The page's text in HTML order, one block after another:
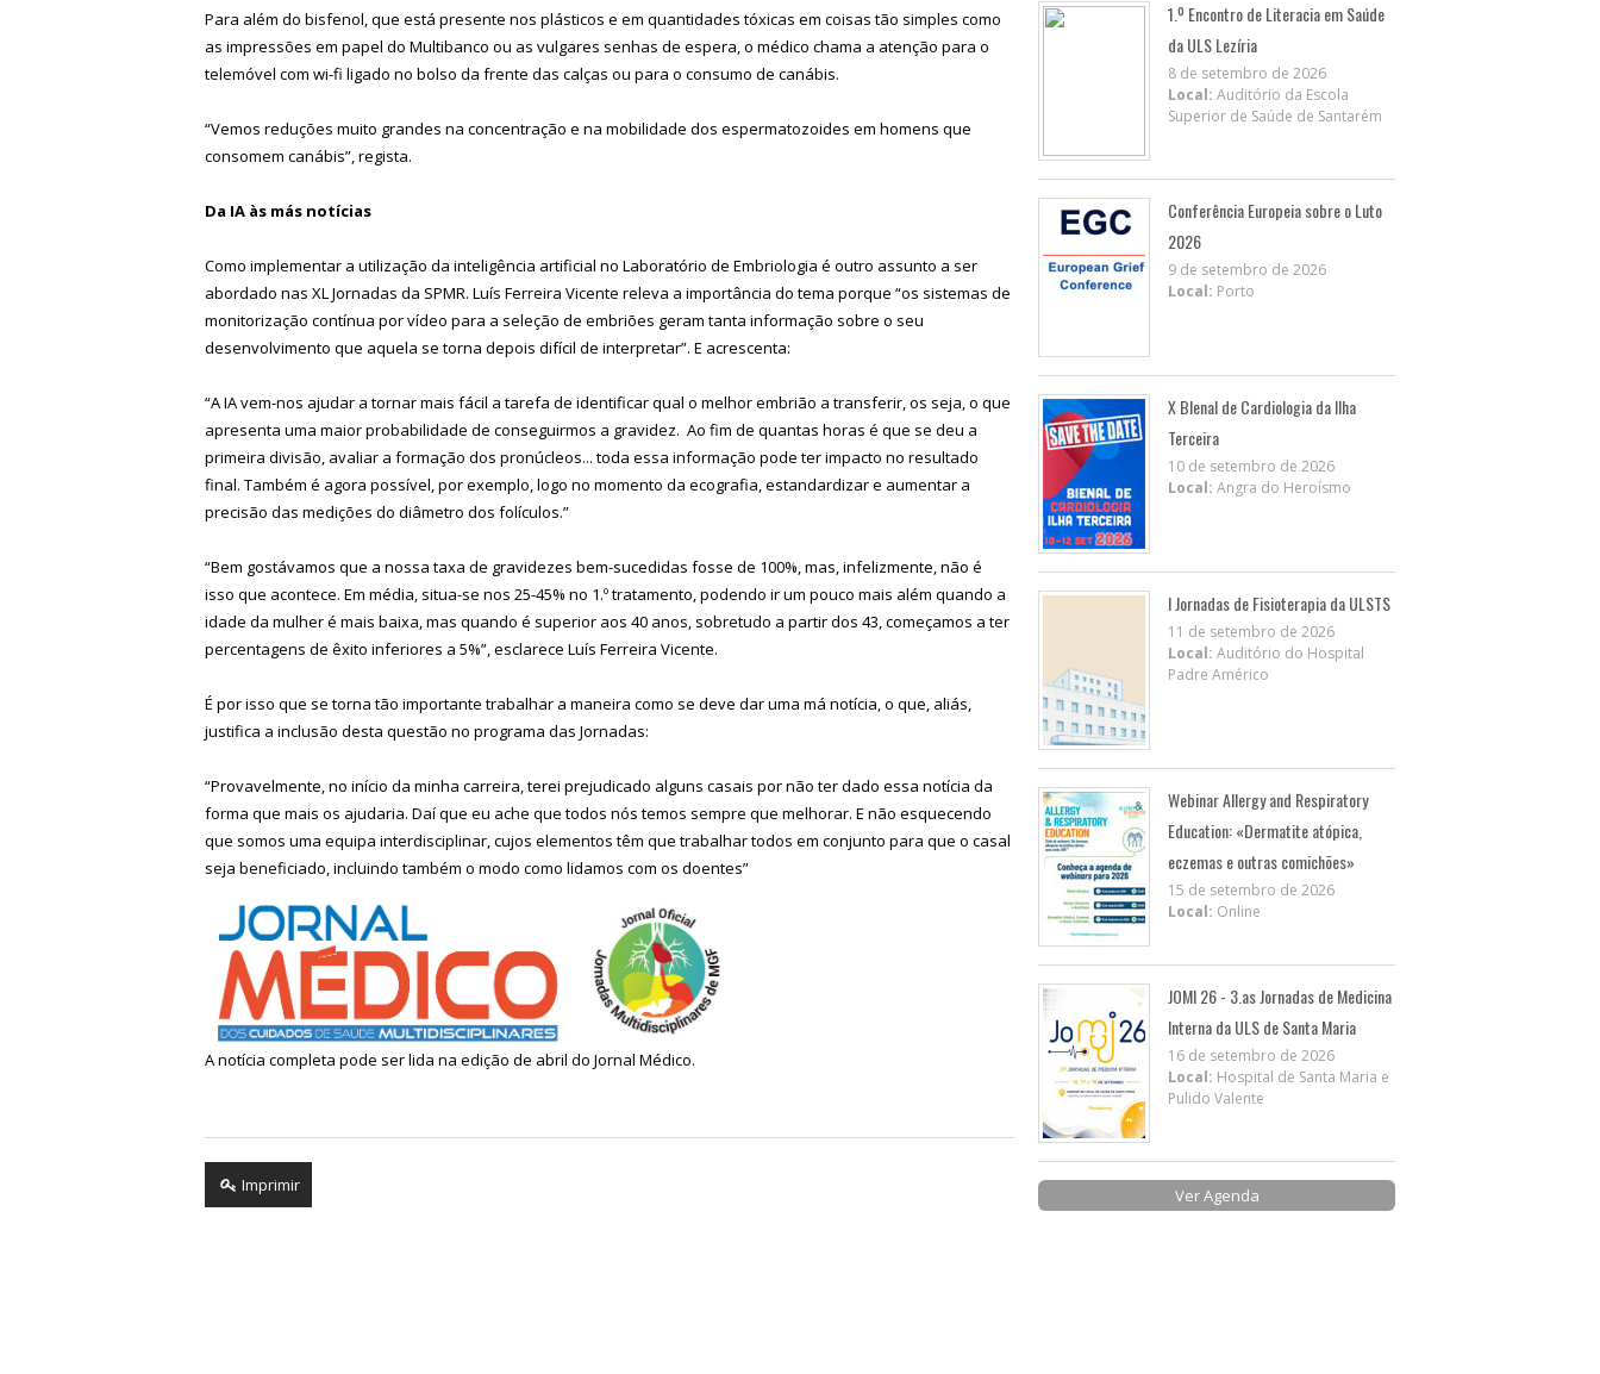
Para além do bisfenol, que está presente nos plásticos e em quantidades tóxicas em coisas tão simples como
as impressões em papel do Multibanco ou as vulgares senhas de espera, o médico chama a atenção para o
telemóvel com wi-fi ligado no bolso da frente das calças ou para o consumo de canábis.
“Vemos reduções muito grandes na concentração e na mobilidade dos espermatozoides em homens que
consomem canábis”, regista.
Da IA às más notícias
Como implementar a utilização da inteligência artificial no Laboratório de Embriologia é outro assunto a ser
abordado nas XL Jornadas da SPMR. Luís Ferreira Vicente releva a importância do tema porque “os sistemas de
monitorização contínua por vídeo para a seleção de embriões geram tanta informação sobre o seu
desenvolvimento que aquela se torna depois difícil de interpretar”. E acrescenta:
“A IA vem-nos ajudar a tornar mais fácil a tarefa de identificar qual o melhor embrião a transferir, os seja, o que
apresenta uma maior probabilidade de conseguirmos a gravidez. Ao fim de quantas horas é que se deu a
primeira divisão, avaliar a formação dos pronúcleos... toda essa informação pode ter impacto no resultado
final. Também é agora possível, por exemplo, logo no momento da ecografia, estandardizar e aumentar a
precisão das medições do diâmetro dos folículos.”
“Bem gostávamos que a nossa taxa de gravidezes bem-sucedidas fosse de 100%, mas, infelizmente, não é
isso que acontece. Em média, situa-se nos 25-45% no 1.º tratamento, podendo ir um pouco mais além quando a
idade da mulher é mais baixa, mas quando é superior aos 40 anos, sobretudo a partir dos 43, começamos a ter
percentagens de êxito inferiores a 5%”, esclarece Luís Ferreira Vicente.
É por isso que se torna tão importante trabalhar a maneira como se deve dar uma má notícia, o que, aliás,
justifica a inclusão desta questão no programa das Jornadas:
“Provavelmente, no início da minha carreira, terei prejudicado alguns casais por não ter dado essa notícia da
forma que mais os ajudaria. Daí que eu ache que todos nós temos sempre que melhorar. E não esquecendo
que somos uma equipa interdisciplinar, cujos elementos têm que trabalhar todos em conjunto para que o casal
seja beneficiado, incluindo também o modo como lidamos com os doentes”
A notícia completa pode ser lida na edição de abril do Jornal Médico.
Imprimir
1.º Encontro de Literacia em Saúde
da ULS Lezíria
8 de setembro de 2026
Local: Auditório da Escola
Superior de Saúde de Santarém
Conferência Europeia sobre o Luto
2026
9 de setembro de 2026
Local: Porto
X BIenal de Cardiologia da Ilha
Terceira
10 de setembro de 2026
Local: Angra do Heroísmo
I Jornadas de Fisioterapia da ULSTS
11 de setembro de 2026
Local: Auditório do Hospital
Padre Américo
Webinar Allergy and Respiratory
Education: «Dermatite atópica,
eczemas e outras comichões»
15 de setembro de 2026
Local: Online
JOMI 26 - 3.as Jornadas de Medicina
Interna da ULS de Santa Maria
16 de setembro de 2026
Local: Hospital de Santa Maria e
Pulido Valente
Ver Agenda